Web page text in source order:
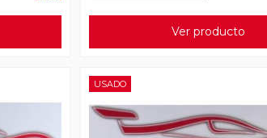
Ver producto
USADO